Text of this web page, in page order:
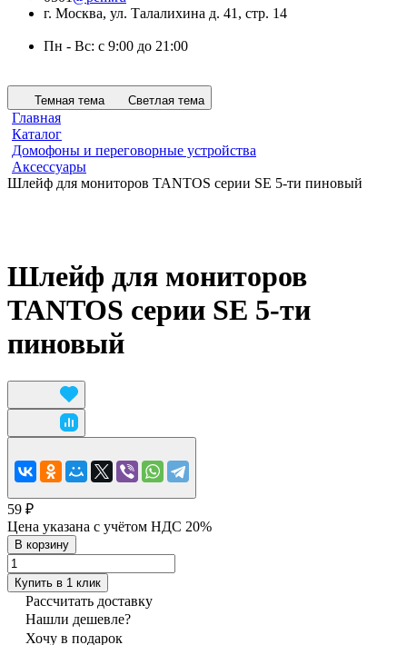
г. Москва, ул. Талалихина д. 41, стр. 14
Пн - Вс: с 9:00 до 21:00
Темная тема Светлая тема
Главная
Каталог
Домофоны и переговорные устройства
Аксессуары
Шлейф для мониторов TANTOS серии SE 5-ти пиновый
Шлейф для мониторов
TANTOS серии SE 5-ти
пиновый
59 ₽
Цена указана с учётом НДС 20%
В корзину
Купить в 1 клик
Рассчитать доставку
Нашли дешевле?
Хочу в подарок